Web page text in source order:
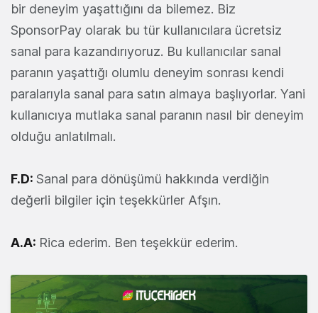
bir deneyim yaşattığını da bilemez. Biz
SponsorPay olarak bu tür kullanıcılara ücretsiz
sanal para kazandırıyoruz. Bu kullanıcılar sanal
paranın yaşattığı olumlu deneyim sonrası kendi
paralarıyla sanal para satın almaya başlıyorlar. Yani
kullanıcıya mutlaka sanal paranın nasıl bir deneyim
olduğu anlatılmalı.
F.D: Sanal para dönüşümü hakkında verdiğin
değerli bilgiler için teşekkürler Afşın.
A.A: Rica ederim. Ben teşekkür ederim.